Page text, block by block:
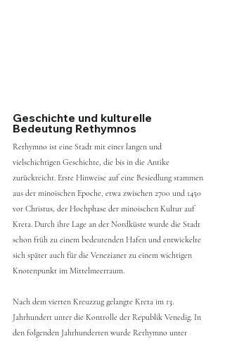
Geschichte und kulturelle
Bedeutung Rethymnos
Rethymno ist eine Stadt mit einer langen und
vielschichtigen Geschichte, die bis in die Antike
zurückreicht. Erste Hinweise auf eine Besiedlung stammen
aus der minoischen Epoche, etwa zwischen 2700 und 1450
vor Christus, der Hochphase der minoischen Kultur auf
Kreta. Durch ihre Lage an der Nordküste wurde die Stadt
schon früh zu einem bedeutenden Hafen und entwickelte
sich später auch für die Venezianer zu einem wichtigen
Knotenpunkt im Mittelmeerraum.
Nach dem vierten Kreuzzug gelangte Kreta im 13.
Jahrhundert unter die Kontrolle der Republik Venedig. In
den folgenden Jahrhunderten wurde Rethymno unter